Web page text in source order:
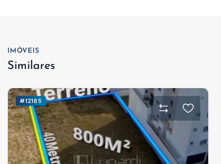
IMÓVEIS
Similares
#12185